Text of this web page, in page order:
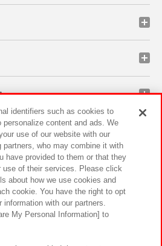
ン
テナビリティ サイトポリシー
ウェブアクセシビリティ方針と検証結果
もに
identifiers such as cookies to
content and ads. We
use of our website with our
partners, who may combine it with
have provided to them or that they
use of their services. Please click
about how we use cookies and
cookie. You have the right to opt
information with our partners.
My Personal Information] to